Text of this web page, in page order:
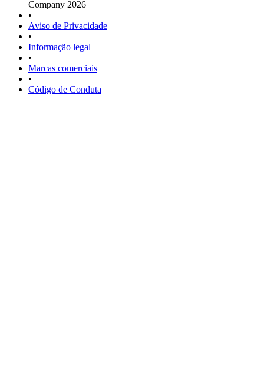
Company 2026
•
Aviso de Privacidade
•
Informação legal
•
Marcas comerciais
•
Código de Conduta